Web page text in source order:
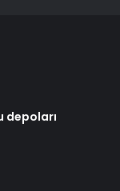
depoları